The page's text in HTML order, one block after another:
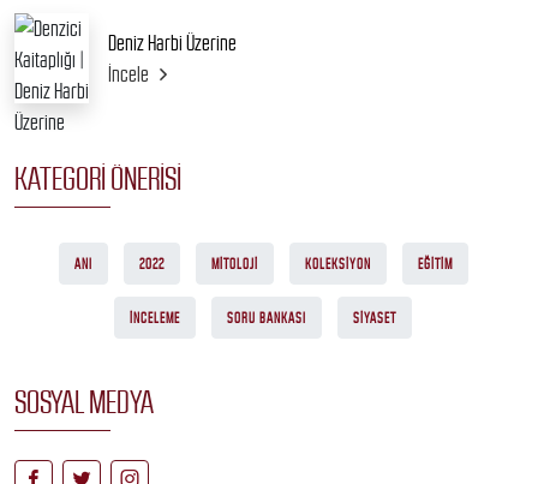
Deniz Harbi Üzerine
İncele
KATEGORI ÖNERISI
ANI 2022 MITOLOJI KOLEKSIYON EĞITIM
İNCELEME SORU BANKASI SIYASET
SOSYAL MEDYA